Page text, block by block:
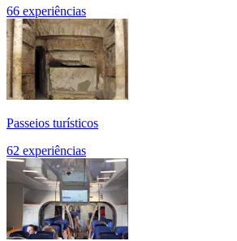
66 experiências
Passeios turísticos
62 experiências